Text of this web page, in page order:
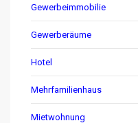
Gewerbeimmobilie
Gewerberäume
Hotel
Mehrfamilienhaus
Mietwohnung